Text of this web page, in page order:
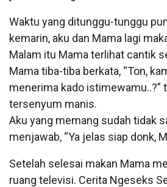
Waktu yang ditunggu-tunggu
kemarin, aku dan Mama lagi
Malam itu Mama terlihat cantik
Mama tiba-tiba berkata, “Ton,
menerima kado istimewamu..?”
tersenyum manis.
Aku yang memang sudah tidak
menjawab, “Ya jelas siap donk,
Setelah selesai makan Mama
ruang televisi. Cerita Ngeseks